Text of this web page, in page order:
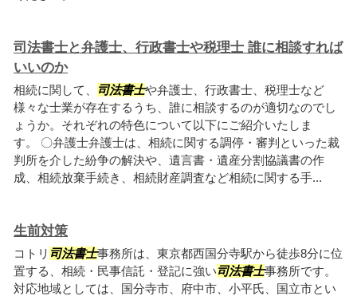
司法書士と弁護士、行政書士や税理士 誰に相談すれば
いいのか
相続に関して、 司法書士や弁護士、行政書士、税理士など
様々な士業が存在するうち、誰に相談するのが適切なのでし
ょうか。それぞれの特色について以下にご紹介いたしま
す。 〇弁護士弁護士は、相続に関する調停・審判といった裁
判所を介した紛争の解決や、遺言書・遺産分割協議書の作
成、相続放棄手続き、相続財産調査など相続に関する手...
生前対策
コトリ 司法書士事務所は、東京都西国分寺駅から徒歩8分に位
置する、相続・民事信託・登記に強い司法書士事務所です。
対応地域としては、国分寺市、府中市、小平氏、国立市とい